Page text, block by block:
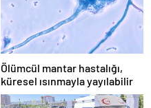
Ölümcül mantar hastalığı,
küresel ısınmayla yayılabilir